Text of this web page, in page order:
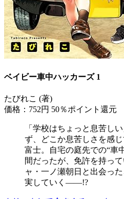
ベイビー車中ハッカーズ 1
たびれこ (著)
価格：752円 50％ポイント還元
「学校はちょっと息苦し
ず、どこか息苦しさを感
富士。自宅の庭先での“車
間だったが、免許を持っ
ャ・一ノ瀬朝日と出会っ
実していく――!?